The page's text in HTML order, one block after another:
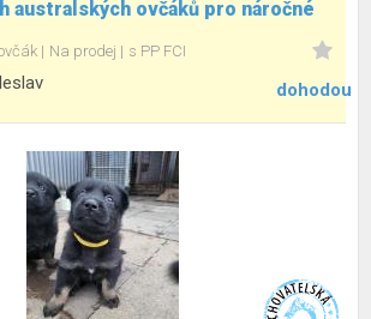
australských ovčáků pro náročné
Na prodej s PP FCI
dohodou